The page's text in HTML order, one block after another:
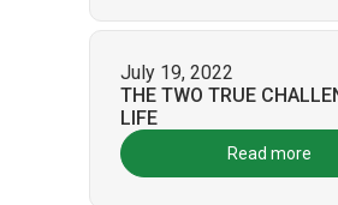
July 19, 2022
THE TWO TRUE
LIFE
Read more